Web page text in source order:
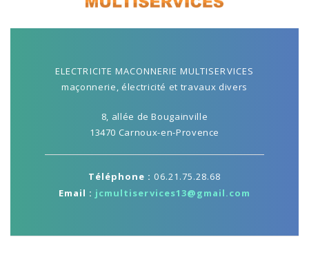
ELECTRICITE MACONNERIE MULTISERVICES
maçonnerie, électricité et travaux divers
8, allée de Bougainville
13470 Carnoux-en-Provence
Téléphone : 06.21.75.28.68
Email : jcmultiservices13@gmail.com